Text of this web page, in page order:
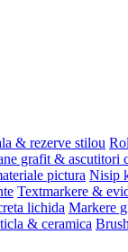
& rezerve stilou
grafit & ascutitori
pictura Nisip
Textmarkere &
lichida Markere
& ceramica